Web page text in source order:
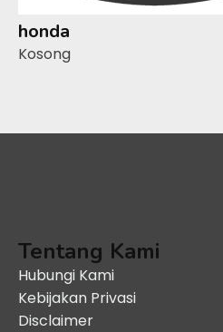
honda
Kosong
Tentang Kami
Hubungi Kami
Kebijakan Privasi
Disclaimer